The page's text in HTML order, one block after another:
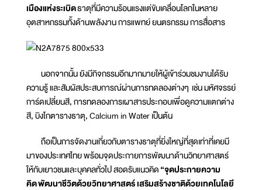
เมืองแห่งระเบิดธาตุที่มีความร้อนแรงแต่ขับเคลื่อนโลกในหลาย
อุตสาหกรรมทั้งด้านพลังงาน การแพทย์ ยนตรกรรม การสื่อสาร
นอกจากนั้น ยังมีกิจกรรมอีกมากมายให้ผู้เข้าร่วมชมงานได้รับ
ความรู้ และสัมผัสประสบการณ์ผ่านการทดลองต่างๆ เช่น มหัศจรรย์
การ์ดเปลี่ยนสี, การทดลองการเผาสารประกอบเพื่อดูความแตกต่าง
สี, บิงโกตารางธาตุ, Calcium in Water เป็นต้น
ถือเป็นการจัดงานเกี่ยวกับตารางธาตุที่ยิ่งใหญ่ที่สุดเท่าที่เคยมี
มาของประเทศไทย พร้อมจุดประกายการพัฒนาด้านวิทยาศาสตร์
ให้กับเยาวชนและบุคคลทั่วไป สอดรับแนวคิด“จุดประกายความ
คิด พัฒนาชีวิตด้วยวิทยาศาสตร์ เสริมสร้างชาติด้วยเทคโนโลยี